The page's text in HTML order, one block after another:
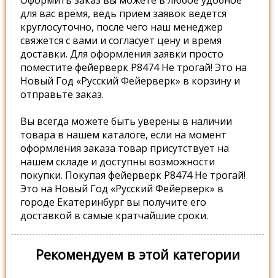
для вас время, ведь прием заявок ведется
круглосуточно, после чего наш менеджер
свяжется с вами и согласует цену и время
доставки. Для оформления заявки просто
поместите фейерверк Р8474 Не трогай! Это на
Новый Год «Русский Фейерверк» в корзину и
отправьте заказ.
Вы всегда можете быть уверены в наличии
товара в нашем каталоге, если на момент
оформления заказа товар присутствует на
нашем складе и доступны возможности
покупки. Покупая фейерверк Р8474 Не трогай!
Это на Новый Год «Русский Фейерверк» в
городе Екатеринбург вы получите его
доставкой в самые кратчайшие сроки.
Рекомендуем в этой категории